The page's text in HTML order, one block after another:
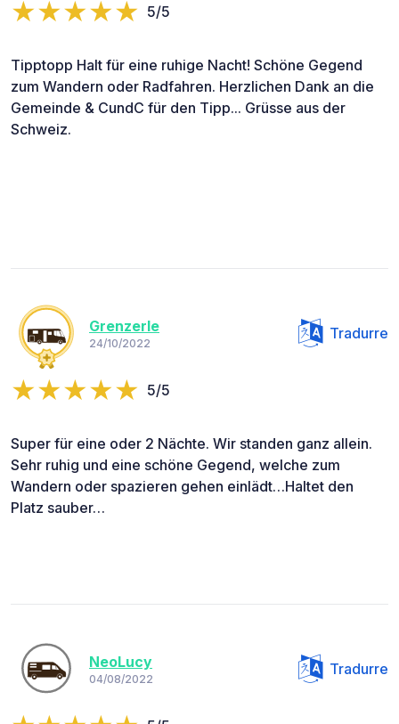
5/5
Tipptopp Halt für eine ruhige Nacht! Schöne Gegend
zum Wandern oder Radfahren. Herzlichen Dank an die
Gemeinde & CundC für den Tipp... Grüsse aus der
Schweiz.
Grenzerle
24/10/2022
Tradurre
5/5
Super für eine oder 2 Nächte. Wir standen ganz allein.
Sehr ruhig und eine schöne Gegend, welche zum
Wandern oder spazieren gehen einlädt…Haltet den
Platz sauber…
NeoLucy
04/08/2022
Tradurre